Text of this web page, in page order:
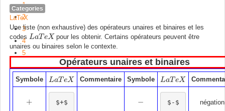
1
2
3
4
5
Categories
LaTeX
Une liste (non exhaustive) des opérateurs unaires et binaires et les
codes LaT eX
LaTe X
pour les obtenir. Certains opérateurs peuvent être
unaires ou binaires selon le contexte.
Opérateurs unaires et binaires
Symbole LaT eX
LaTe X Commentaire Symbole LaT eX
LaTe X
+
+ $+$ −
− $-$ négation